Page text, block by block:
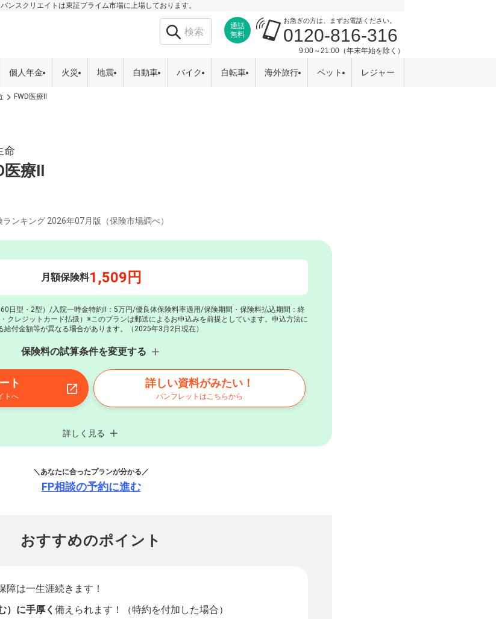
ンスクリエイトは東証プライム市場に上場しております。
通話
無料
お急ぎの方は、まずお電話ください。
0120-816-316
9:00～21:00（年末年始を除く）
個人年金 火災 地震 自動車 バイク 自転車 海外旅行 ペット レジャー
FWD医療Ⅱ
命
医療Ⅱ
ランキング2026年07月版（保険市場調べ）
月額保険料1,509円
60日型・2型）/入院一時金特約Ⅱ：5万円/優良体保険料率適用/保険期間・保険料払込期間：終
クレジットカード払扱）※このプランは郵送によるお申込みを前提としています。申込方法に
付金額等が異なる場合があります。（2025年3月2日現在）
保険料の試算条件を変更する
ト
トへ
詳しい資料がみたい！
パンフレットはこちらから
詳しく見る
＼あなたに合ったプランが分かる／
FP相談の予約に進む
おすすめのポイント
障は一生涯続きます！
）に手厚く 備えられます！（特約を付加した場合）